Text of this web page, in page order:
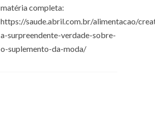
matéria completa:
https://saude.abril.com.br/alimentacao/
a-surpreendente-verdade-sobre-
o-suplemento-da-moda/